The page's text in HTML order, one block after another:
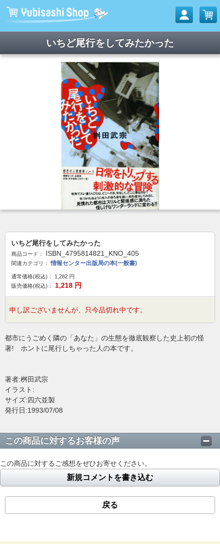
いちど尾行をしてみたかった
いちど尾行をしてみたかった
商品コード： ISBN_4795814821_KNO_405
関連カテゴリ： 情報センター出版局の本(一般書)
通常価格(税込)： 1,282 円
販売価格(税込)：
1,218 円
申し訳ございませんが、只今品切れ中です。
都市にうごめく隣の「あなた」の生態を徹底観察した史上初の怪
著! ホントに尾行しちゃった人の本です。
著者:桝田武宗
イラスト:
サイズ:四六並製
発行日:1993/07/08
この商品に対するお客様の声
この商品に対するご感想をぜひお寄せください。
新規コメントを書き込む
戻る